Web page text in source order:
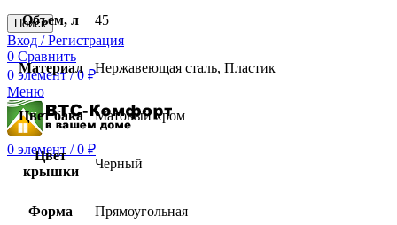
Поиск
Вход / Регистрация
0 Сравнить
0 элемент / 0 ₽
Меню
0 элемент / 0 ₽
Объем, л 45
Материал Нержавеющая сталь, Пластик
Цвет бака Матовый хром
Цвет
крышки
Черный
Форма Прямоугольная